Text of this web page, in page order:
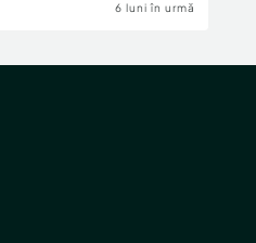
6 luni în urmă